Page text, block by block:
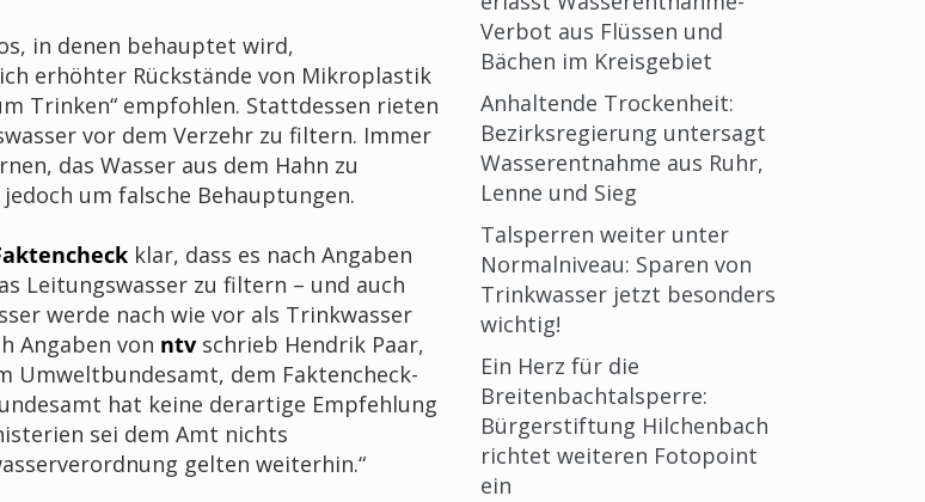
in denen behauptet wird,
erhöhter Rückstände von Mikroplastik
Trinken“ empfohlen. Stattdessen rieten
vor dem Verzehr zu filtern. Immer
das Wasser aus dem Hahn zu
um falsche Behauptungen.
klar, dass es nach Angaben
Leitungswasser zu filtern – und auch
werde nach wie vor als Trinkwasser
Angaben von ntv schrieb Hendrik Paar,
Umweltbundesamt, dem Faktencheck-
hat keine derartige Empfehlung
sei dem Amt nichts
gelten weiterhin.“
Verbot aus Flüssen und
Bächen im Kreisgebiet
Anhaltende Trockenheit:
Bezirksregierung untersagt
Wasserentnahme aus Ruhr,
Lenne und Sieg
Talsperren weiter unter
Normalniveau: Sparen von
Trinkwasser jetzt besonders
wichtig!
Ein Herz für die
Breitenbachtalsperre:
Bürgerstiftung Hilchenbach
richtet weiteren Fotopoint
ein